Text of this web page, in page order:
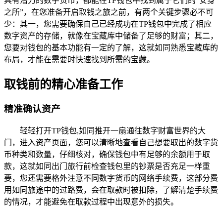
之所”，在您准备开启取钱之旅之前，有两个关键步骤必不可
少：其一，您需要确保自己已经成功在TP钱包中完成了相应
数字资产的存储，就像在宝藏库中储备了足够的财富；其二，
您要对钱包的基本功能有一定的了解，这就如同熟悉宝藏库的
布局，才能在需要时快速找到所需的宝藏。
取钱前的精心准备工作
精准确认资产
轻轻打开TP钱包,如同推开一扇通往数字财富世界的大
门，进入资产页面，您可以清晰地查看自己想要取出的数字货
币种类和数量，仔细核对，确保钱包中有足够的余额用于取
款，这就如同出门旅行前检查钱包里的钞票是否充足一样重
要，您还需要格外注意不同数字货币的网络手续费，这部分费
用如同旅途中的过路费，会在取款时被扣除，了解清楚手续费
的情况，才能避免在取款过程中出现意外的损失。